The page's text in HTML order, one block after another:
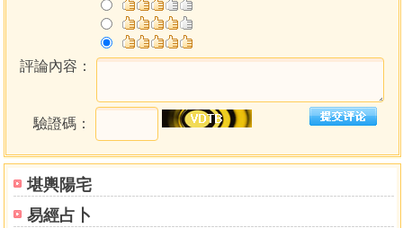
堪輿陽宅
易經占卜
不第
畫師
商
雜藝
教戲
教唆
評論內容：
驗證碼：